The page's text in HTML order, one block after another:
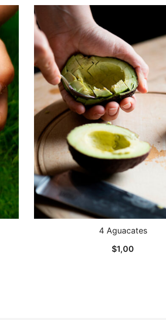
4 Aguacates
$1,00